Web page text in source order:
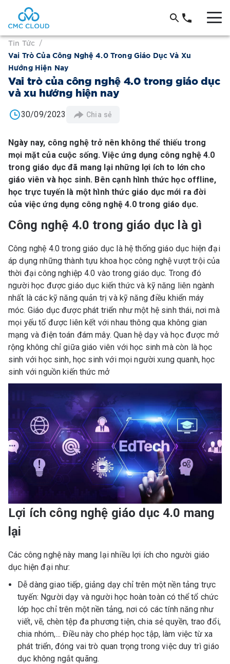
Tin Tức /
Vai Trò Của Công Nghệ 4.0 Trong Giáo Dục Và Xu
Hướng Hiện Nay
Vai trò của công nghệ 4.0 trong giáo dục
và xu hướng hiện nay
30/09/2023 Chia sẻ
Ngày nay, công nghệ trở nên không thể thiếu trong
mọi mặt của cuộc sống. Việc ứng dụng công nghệ 4.0
trong giáo dục đã mang lại những lợi ích to lớn cho
giáo viên và học sinh. Bên cạnh hình thức học offline,
học trực tuyến là một hình thức giáo dục mới ra đời
của việc ứng dụng công nghệ 4.0 trong giáo dục.
Công nghệ 4.0 trong giáo dục là gì
Công nghệ 4.0 trong giáo dục là hệ thống giáo dục hiện đại
áp dụng những thành tựu khoa học công nghệ vượt trội của
thời đại công nghiệp 4.0 vào trong giáo dục. Trong đó
người học được giáo dục kiến thức và kỹ năng liên ngành
nhất là các kỹ năng quản trị và kỹ năng điều khiển máy
móc. Giáo dục được phát triển như một hệ sinh thái, nơi mà
mọi yếu tố được liên kết với nhau thông qua không gian
mạng và điện toán đám mây. Quan hệ dạy và học được mở
rộng không chỉ giữa giáo viên với học sinh mà còn là học
sinh với học sinh, học sinh với mọi người xung quanh, học
sinh với nguồn kiến thức mở
Lợi ích công nghệ giáo dục 4.0 mang
lại
Các công nghệ này mang lại nhiều lợi ích cho người giáo
dục hiện đại như:
Dễ dàng giao tiếp, giảng dạy chỉ trên một nền tảng trực
tuyến: Người dạy và người học hoàn toàn có thể tổ chức
lớp học chỉ trên một nền tảng, nơi có các tính năng như
viết, vẽ, chèn tệp đa phương tiện, chia sẻ quyền, trao đổi,
chia nhóm,... Điều này cho phép học tập, làm việc từ xa
phát triển, đóng vai trò quan trọng trong việc duy trì giáo
dục không ngắt quãng.